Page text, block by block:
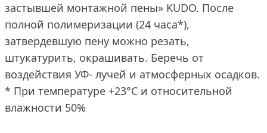
застывшей монтажной пены» KUDO. После
полной полимеризации (24 часа*),
затвердевшую пену можно резать,
штукатурить, окрашивать. Беречь от
воздействия УФ- лучей и атмосферных осадков.
* При температуре +23°С и относительной
влажности 50%